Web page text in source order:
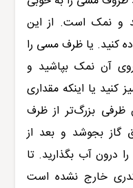
و نمک است. از این
کنید. یا ظرف مسی را
آن نمک بپاشید و
یا اینکه مقداری
ظرفی بزرگ‌تر از ظرف
گاز بجوشد و بعد از
آب بگذارید. تا
خارج نشده است